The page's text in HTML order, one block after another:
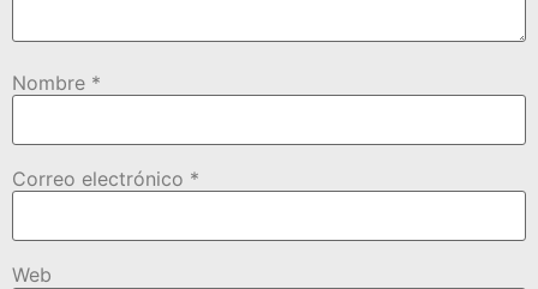
Nombre *
Correo electrónico *
Web